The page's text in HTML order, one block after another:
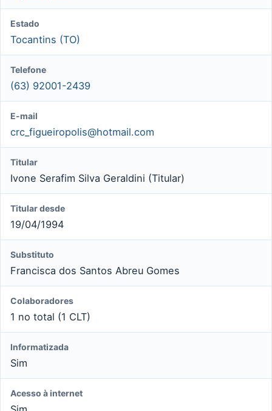
Estado
Tocantins (TO)
Telefone
(63) 92001-2439
E-mail
crc_figueiropolis@hotmail.com
Titular
Ivone Serafim Silva Geraldini (Titular)
Titular desde
19/04/1994
Substituto
Francisca dos Santos Abreu Gomes
Colaboradores
1 no total (1 CLT)
Informatizada
Sim
Acesso à internet